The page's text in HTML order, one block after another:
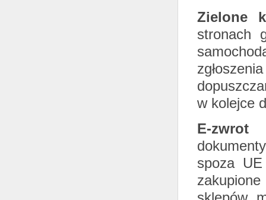
Zielone
stronach
w kolejce
E-zwrot
spoza